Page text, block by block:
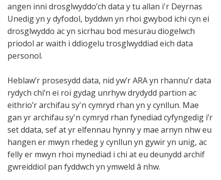
angen inni drosglwyddo’ch data y tu allan i'r Deyrnas
Unedig yn y dyfodol, byddwn yn rhoi gwybod ichi cyn ei
drosglwyddo ac yn sicrhau bod mesurau diogelwch
priodol ar waith i ddiogelu trosglwyddiad eich data
personol.
Heblaw’r prosesydd data, nid yw’r ARA yn rhannu’r data
rydych chi’n ei roi gydag unrhyw drydydd partïon ac
eithrio’r archifau sy'n cymryd rhan yn y cynllun. Mae
gan yr archifau sy'n cymryd rhan fynediad cyfyngedig i’r
set ddata, sef at yr elfennau hynny y mae arnyn nhw eu
hangen er mwyn rhedeg y cynllun yn gywir yn unig, ac
felly er mwyn rhoi mynediad i chi at eu deunydd archif
gwreiddiol pan fyddwch yn ymweld â nhw.